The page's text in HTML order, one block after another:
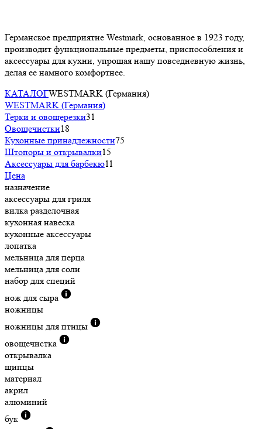
Германское предприятие Westmark, основанное в 1923 году,
производит функциональные предметы, приспособления и
аксессуары для кухни, упрощая нашу повседневную жизнь,
делая ее намного комфортнее.
КАТАЛОГWESTMARK (Германия)
WESTMARK (Германия)
Терки и овощерезки31
Овощечистки18
Кухонные принадлежности75
Штопоры и открывалки15
Аксессуары для барбекю11
Цена
назначение
аксессуары для гриля
вилка разделочная
кухонная навеска
кухонные аксессуары
лопатка
мельница для перца
мельница для соли
набор для специй
нож для сыра
ножницы
ножницы для птицы
овощечистка
открывалка
щипцы
материал
акрил
алюминий
бук